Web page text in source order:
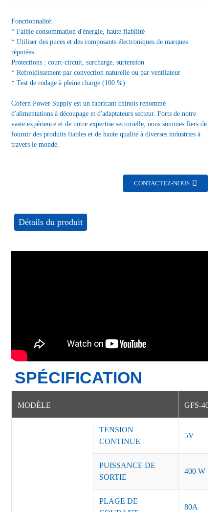
Fonctionnalité:
* Faible consommation d'énergie, haute fiabilité
* Utiliser des puces et des composants électroniques de marques
réputées
Protections : court-circuit, surcharge, surtension
* Refroidissement par convection naturelle ou par ventilateur
* Test de rodage à pleine charge (100 %)
Gofern Power Supply est un fabricant chinois renommé
d'alimentations à découpage et d'adaptateurs secteur. Forts de notre
vaste expérience et de notre expertise sectorielle, nous sommes fiers de
fournir des produits fiables et de haute qualité à diverses industries à
travers le monde.
CONTACTEZ-NOUS
Détails du produit
SPÉCIFICATION
MODÈLE GFS-400-5
TENSION
CONTINUE
5V
PUISSANCE DE
SORTIE
400 W
PLAGE DE
80A